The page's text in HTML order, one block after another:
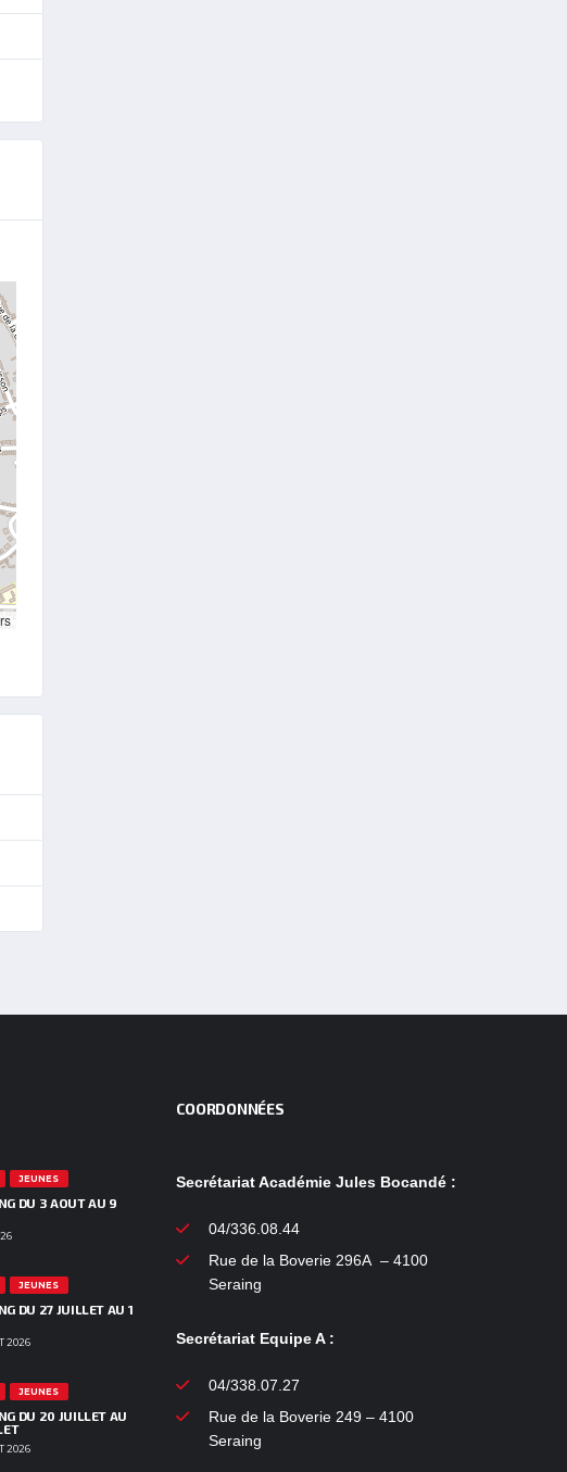
JEUNES
DU 3 AOUT AU 9
JEUNES
DU 27 JUILLET AU 1
2026
JEUNES
DU 20 JUILLET AU
2026
COORDONNÉES
Secrétariat Académie Jules Bocandé :
04/336.08.44
Rue de la Boverie 296A – 4100
Seraing
Secrétariat Equipe A :
04/338.07.27
Rue de la Boverie 249 – 4100
Seraing